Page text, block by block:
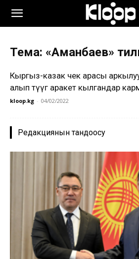
Тема: «Аманбаев»
Кыргыз-казак чек арасы
алып өтүүгө аракет кылгандар
kloop.kg - 04/02/2022
Редакциянын тандоосу